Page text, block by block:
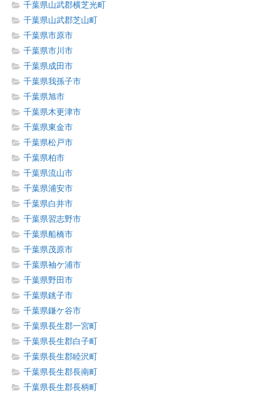
千葉県山武郡横芝光町
千葉県山武郡芝山町
千葉県市原市
千葉県市川市
千葉県成田市
千葉県我孫子市
千葉県旭市
千葉県木更津市
千葉県東金市
千葉県松戸市
千葉県柏市
千葉県流山市
千葉県浦安市
千葉県白井市
千葉県習志野市
千葉県船橋市
千葉県茂原市
千葉県袖ケ浦市
千葉県野田市
千葉県銚子市
千葉県鎌ケ谷市
千葉県長生郡一宮町
千葉県長生郡白子町
千葉県長生郡睦沢町
千葉県長生郡長南町
千葉県長生郡長柄町